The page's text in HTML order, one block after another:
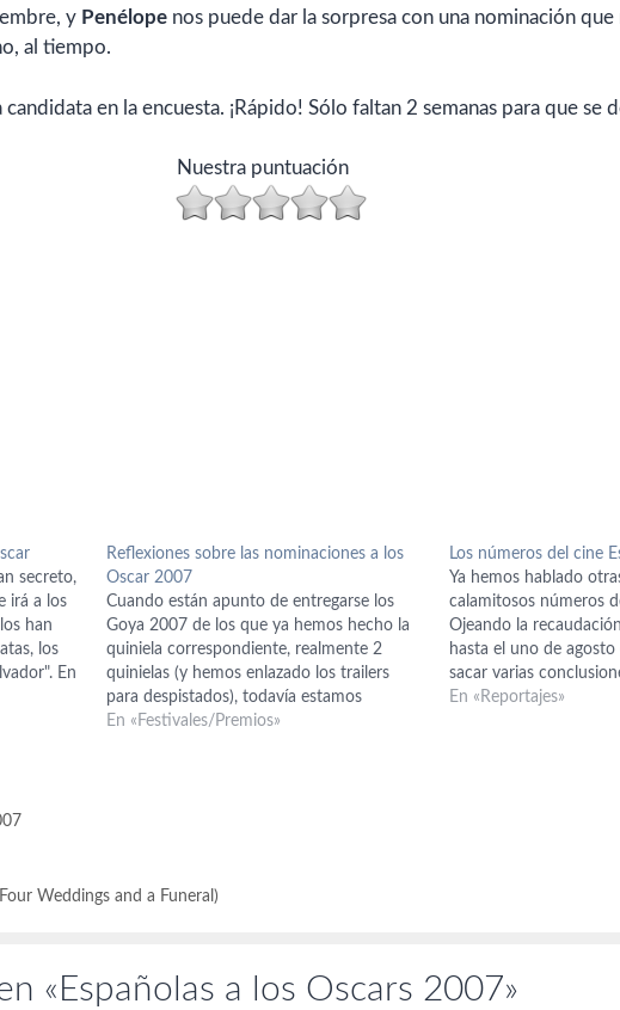
y Penélope nos puede dar la sorpresa con una nominación que
al tiempo.
en la encuesta. ¡Rápido! Sólo faltan 2 semanas para que se
Nuestra puntuación
secreto,
irá a los
han
los
En
tiempo
Reflexiones sobre las nominaciones a los
Oscar 2007
Cuando están apunto de entregarse los
Goya 2007 de los que ya hemos hecho la
quiniela correspondiente, realmente 2
quinielas (y hemos enlazado los trailers
para despistados), todavía estamos
digiriendo las nominaciones a los Oscar
En «Festivales/Premios»
Los números del cine
Ya hemos hablado
calamitosos números
Ojeando la
hasta el uno de
sacar varias
2007 está siendo
En «Reportajes»
Weddings and a Funeral)
«Españolas a los Oscars 2007»